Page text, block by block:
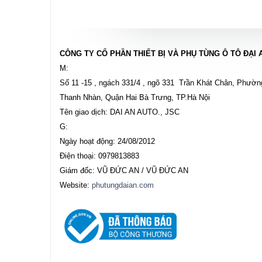
CÔNG TY CỔ PHẦN THIẾT BỊ VÀ PHỤ TÙNG Ô TÔ ĐẠI
M:
Số 11 -15 , ngách 331/4 , ngõ 331 Trần Khát Chân,
Thanh Nhàn, Quận Hai Bà Trưng, TP.Hà Nội
Tên giao dịch: DAI AN AUTO., JSC
G:
Ngày hoạt động: 24/08/2012
Điện thoại: 0979813883
Giám đốc: VŨ ĐỨC AN / VŨ ĐỨC AN
Website: phutungdaian.com